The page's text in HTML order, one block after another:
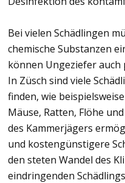
Bei vielen Schädlingen
chemische Substanzen
können Ungeziefer
In Züsch sind viele
finden, wie
Mäuse, Ratten, Flöhe
des Kammerjägers
und kostengünstigere
den steten Wandel des
eindringenden